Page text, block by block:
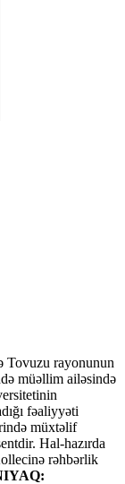
rayonunun
müəllim ailəsində
fəaliyyəti
müxtəlif
Hal-hazırda
rəhbərlik